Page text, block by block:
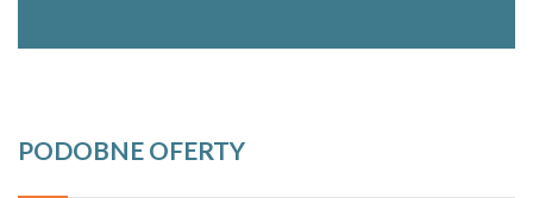
PODOBNE OFERTY